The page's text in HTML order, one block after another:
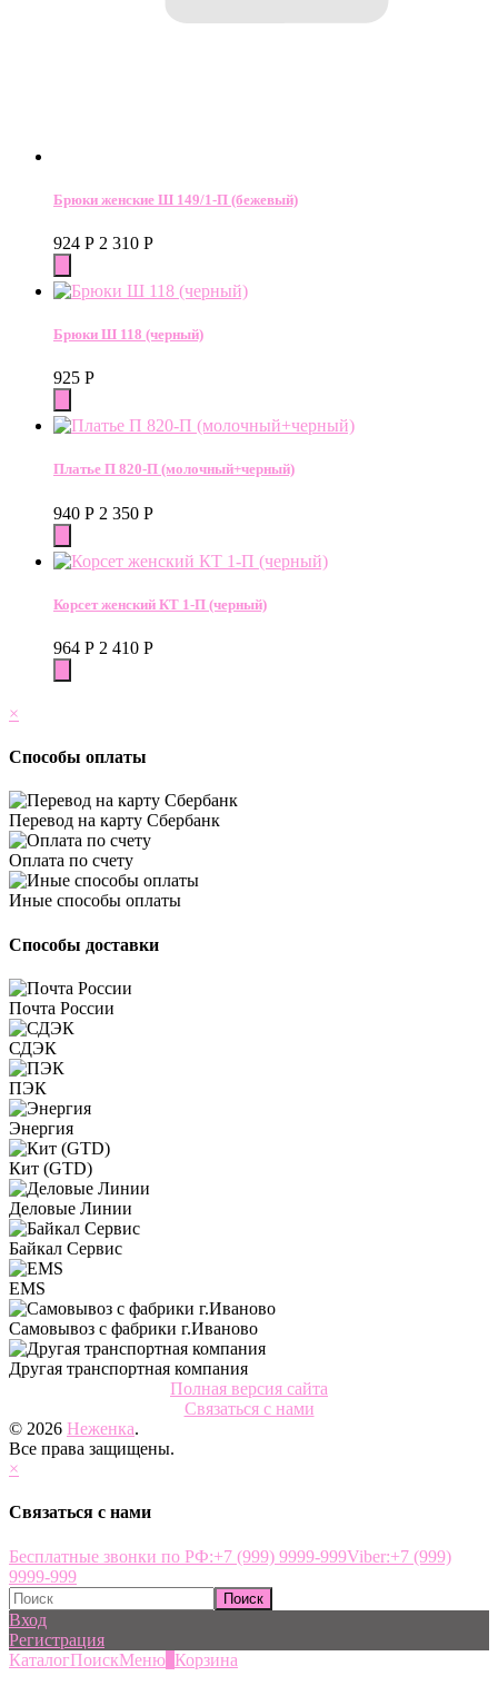
Брюки женские Ш 149/1-П (бежевый)
924 Р 2 310 Р
Брюки Ш 118 (черный)
925 Р
Платье П 820-П (молочный+черный)
940 Р 2 350 Р
Корсет женский КТ 1-П (черный)
964 Р 2 410 Р
×
Способы оплаты
Перевод на карту Сбербанк
Оплата по счету
Иные способы оплаты
Способы доставки
Почта России
СДЭК
ПЭК
Энергия
Кит (GTD)
Деловые Линии
Байкал Сервис
EMS
Самовывоз с фабрики г.Иваново
Другая транспортная компания
Полная версия сайта
Связаться с нами
© 2026 Неженка.
Все права защищены.
×
Связаться с нами
Бесплатные звонки по РФ:+7 (999) 9999-999Viber:+7 (999)
9999-999
Вход
Регистрация
КаталогПоискМеню Корзина